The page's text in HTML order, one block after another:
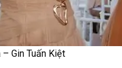
Gin Tuấn Kiệt